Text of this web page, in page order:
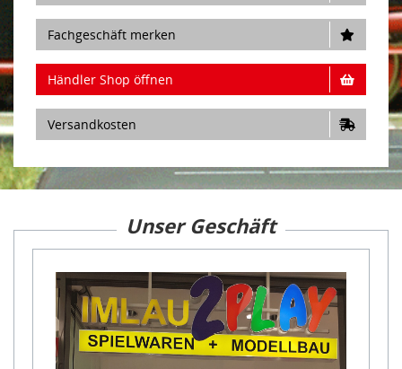
Fachgeschäft merken
Händler Shop öffnen
Versandkosten
Unser Geschäft